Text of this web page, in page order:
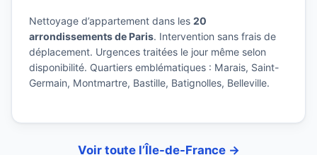
Nettoyage d’appartement dans les 20
arrondissements de Paris. Intervention sans frais de
déplacement. Urgences traitées le jour même selon
disponibilité. Quartiers emblématiques : Marais, Saint-
Germain, Montmartre, Bastille, Batignolles, Belleville.
Voir toute l’Île-de-France →